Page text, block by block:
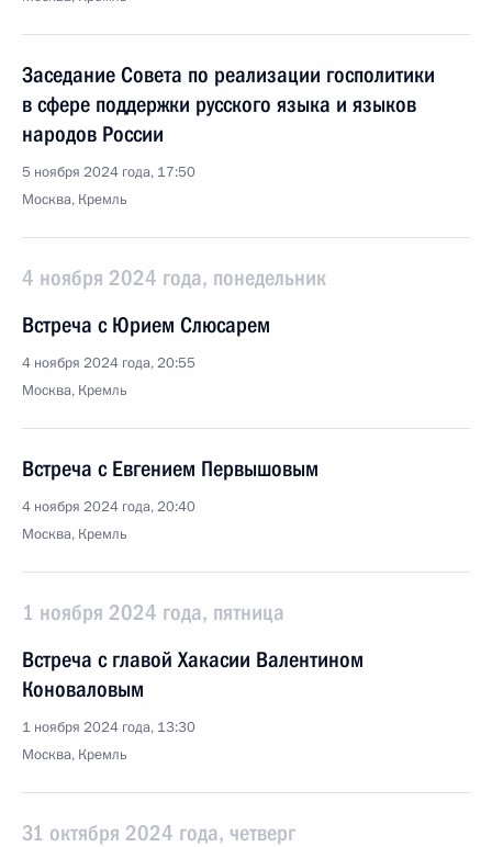
Заседание Совета по реализации госполитики
в сфере поддержки русского языка и языков
народов России
5 ноября 2024 года, 17:50
Москва, Кремль
4 ноября 2024 года, понедельник
Встреча с Юрием Слюсарем
4 ноября 2024 года, 20:55
Москва, Кремль
Встреча с Евгением Первышовым
4 ноября 2024 года, 20:40
Москва, Кремль
1 ноября 2024 года, пятница
Встреча с главой Хакасии Валентином
Коноваловым
1 ноября 2024 года, 13:30
Москва, Кремль
31 октября 2024 года, четверг